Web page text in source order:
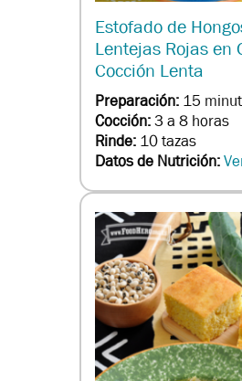
Estofado de
Lentejas Rojas en
Cocción Lenta
Preparación: 15
Cocción:3 a 8 horas
Rinde: 10 tazas
Datos de Nutrición: